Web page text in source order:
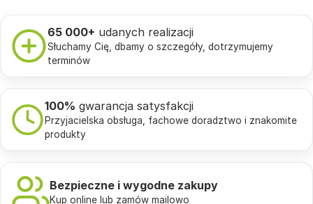
65 000+ udanych realizacji
Słuchamy Cię, dbamy o szczegóły, dotrzymujemy
terminów
100% gwarancja satysfakcji
Przyjacielska obsługa, fachowe doradztwo i znakomite
produkty
Bezpieczne i wygodne zakupy
Kup online lub zamów mailowo